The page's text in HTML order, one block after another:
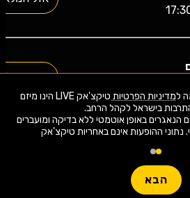
למדיניות הפרטיות
טיקצ'אק LIVE הינו מיזם
הנאגרים באופן אוטמטי ללא בדיקה ומועברים
ההופעות אינם באחריות טיקצ'אק
הבא
האירוע